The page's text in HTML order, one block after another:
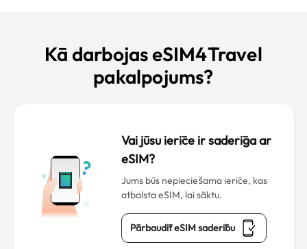
Kā darbojas eSIM4Travel
pakalpojums?
Vai jūsu ierīce ir saderīga ar
eSIM?
Jums būs nepieciešama ierīce, kas
atbalsta eSIM, lai sāktu.
Pārbaudīt eSIM saderību